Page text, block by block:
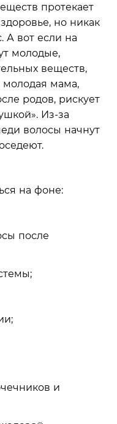
протекает
но никак
А вот если на
молодые,
веществ,
мама,
родов, рискует
Из-за
волосы начнут
на фоне:
и